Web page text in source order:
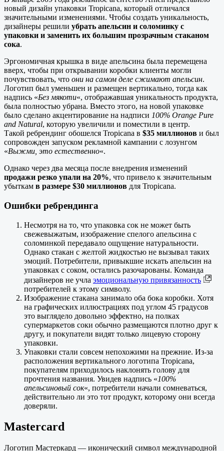
новый дизайн упаковки Tropicana, который отличался
значительными изменениями. Чтобы создать уникальность,
дизайнеры решили убрать апельсин и соломинку с
упаковки и заменить их большим прозрачным стаканом
сока.
Эргономичная крышка в виде апельсина была перемещена
вверх, чтобы при открывании коробки клиенты могли
почувствовать, что они на самом деле сжимают апельсин.
Логотип был уменьшен и размещен вертикально, тогда как
надпись «Без мякоти«, отображавшая уникальность продукта,
была полностью убрана. Вместо этого, на новой упаковке
было сделано акцентирование на надписи 100% Orange Pure
and Natural, которую увеличили и поместили в центр.
Такой ребрендинг обошелся Tropicana в $35 миллионов и был
сопровожден запуском рекламной кампании с лозунгом
«Выжми, это естественно«.
Однако через два месяца после внедрения изменений
продажи резко упали на 20%, что привело к значительным
убыткам в размере $30 миллионов для Tropicana.
Ошибки ребрендинга
Несмотря на то, что упаковка сок не может быть
свежевыжатым, изображение спелого апельсина с
соломинкой передавало ощущение натуральности.
Однако стакан с желтой жидкостью не вызывал таких
эмоций. Потребители, привыкшие искать апельсин на
упаковках с соком, остались разочарованы. Команда
дизайнеров не учла эмоциональную привязанность
потребителей к этому символу.
Изображение стакана занимало оба бока коробки. Хотя
на графических иллюстрациях под углом 45 градусов
это выглядело довольно эффектно, на полках
супермаркетов соки обычно размещаются плотно друг к
другу, и покупатели видят только лицевую сторону
упаковки.
Упаковки стали совсем непохожими на прежние. Из-за
расположения вертикального логотипа Tropicana,
покупателям приходилось наклонять голову для
прочтения названия. Увидев надпись «100%
апельсиновый сок«, потребители начали сомневаться,
действительно ли это тот продукт, которому они всегда
доверяли.
Mastercard
Логотип Мастеркард — иконический символ международной